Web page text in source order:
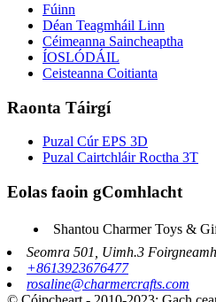
Fúinn
Déan Teagmháil Linn
Céimeanna Saincheaptha
ÍOSLÓDÁIL
Ceisteanna Coitianta
Raonta Táirgí
Puzal Cúr EPS 3D
Puzal Cairtchláir Roctha 3T
Eolas faoin gComhlacht
Shantou Charmer Toys &
Seomra 501, Uimh.3
+8613923676477
rosaline@charmercrafts.com